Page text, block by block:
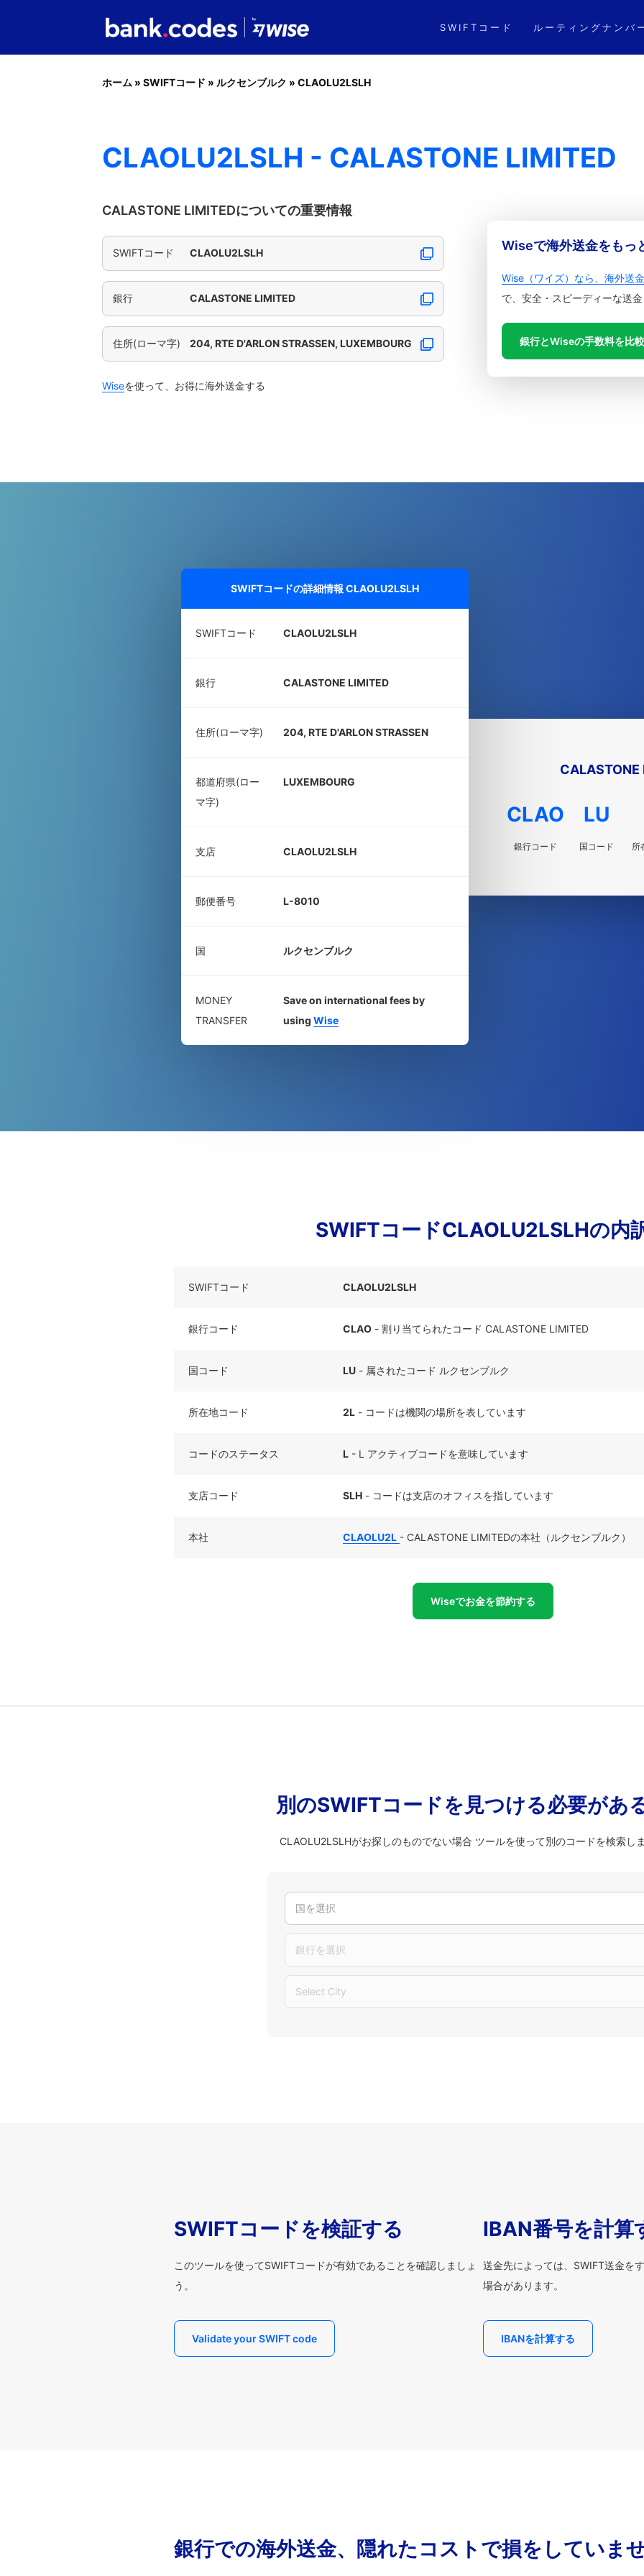
SWIFTコード ルーティングナンバ
ホーム » SWIFTコード » ルクセンブルク » CLAOLU2LSLH
CLAOLU2LSLH - CALASTONE LIMITED
CALASTONE LIMITEDについての重要情報
SWIFTコード CLAOLU2LSLH
銀行 CALASTONE LIMITED
住所(ローマ字) 204, RTE D'ARLON STRASSEN, LUXEMBOURG
Wiseを使って、お得に海外送金する
Wiseで海外送金をもっ
Wise（ワイズ）なら、海外送
で、安全・スピーディーな送
銀行とWiseの手数料を比
SWIFTコードの詳細情報 CLAOLU2LSLH
SWIFTコード CLAOLU2LSLH
銀行 CALASTONE LIMITED
住所(ローマ字) 204, RTE D'ARLON STRASSEN
都道府県(ロー
マ字)
LUXEMBOURG
支店 CLAOLU2LSLH
郵便番号 L-8010
国 ルクセンブルク
MONEY
TRANSFER
Save on international fees by
using Wise
CALASTONE
CLAO
銀行コード
LU
国コード 所
SWIFTコードCLAOLU2LSLHの内
SWIFTコード CLAOLU2LSLH
銀行コード CLAO - 割り当てられたコード CALASTONE LIMITED
国コード LU - 属されたコード ルクセンブルク
所在地コード 2L - コードは機関の場所を表しています
コードのステータス L - L アクティブコードを意味しています
支店コード SLH - コードは支店のオフィスを指しています
本社 CLAOLU2L - CALASTONE LIMITEDの本社（ルクセンブルク）
Wiseでお金を節約する
別のSWIFTコードを見つける必要があ
CLAOLU2LSLHがお探しのものでない場合 ツールを使って別のコードを検索し
国を選択
銀行を選択
Select City
SWIFTコードを検証する
このツールを使ってSWIFTコードが有効であることを確認しましょ
う。
Validate your SWIFT code
IBAN番号を計算
送金先によっては、SWIFT送金を
場合があります。
IBANを計算する
銀行での海外送金、隠れたコストで損をしていま